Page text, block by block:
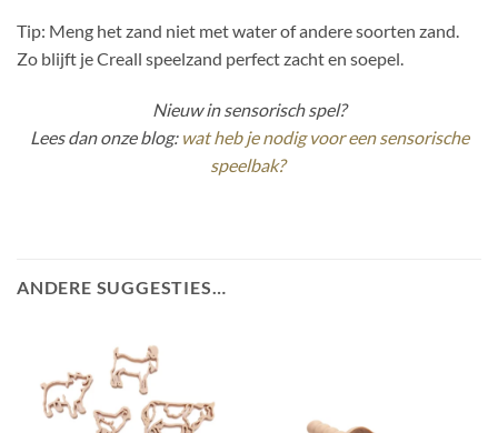
Tip: Meng het zand niet met water of andere soorten zand.
Zo blijft je Creall speelzand perfect zacht en soepel.
Nieuw in sensorisch spel?
Lees dan onze blog: wat heb je nodig voor een sensorische
speelbak?
ANDERE SUGGESTIES…